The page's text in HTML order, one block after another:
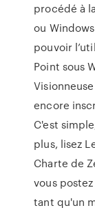
procédé à
ou
pouvoir
Point sous
encore
C'est
plus, lisez
Charte de
vous
tant qu'un